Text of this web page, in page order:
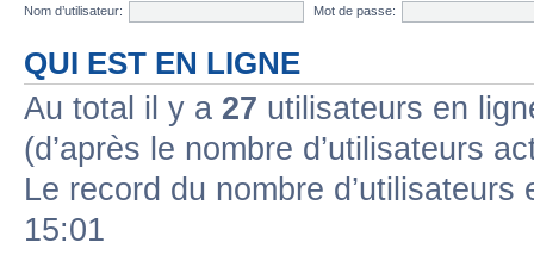
Nom d’utilisateur:
Mot de passe:
QUI EST EN LIGNE
Au total il y a 27 utilisateurs en
(d’après le nombre d’utilisateurs
Le record du nombre
15:01